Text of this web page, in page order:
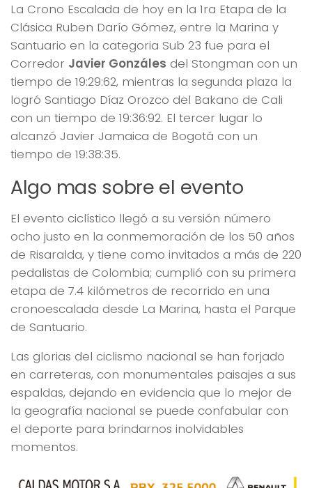
La Crono Escalada de hoy en la 1ra Etapa de la
Clásica Ruben Darío Gómez, entre la Marina y
Santuario en la categoria Sub 23 fue para el
Corredor Javier Gonzáles del Stongman con un
tiempo de 19:29:62, mientras la segunda plaza la
logró Santiago Díaz Orozco del Bakano de Cali
con un tiempo de 19:36:92. El tercer lugar lo
alcanzó Javier Jamaica de Bogotá con un
tiempo de 19:38:35.
Algo mas sobre el evento
El evento ciclístico llegó a su versión número
ocho justo en la conmemoración de los 50 años
de Risaralda, y tiene como invitados a más de 220
pedalistas de Colombia; cumplió con su primera
etapa de 7.4 kilómetros de recorrido en una
cronoescalada desde La Marina, hasta el Parque
de Santuario.
Las glorias del ciclismo nacional se han forjado
en carreteras, con monumentales paisajes a sus
espaldas, dejando en evidencia que lo mejor de
la geografía nacional se puede confabular con
el deporte para brindarnos inolvidables
momentos.